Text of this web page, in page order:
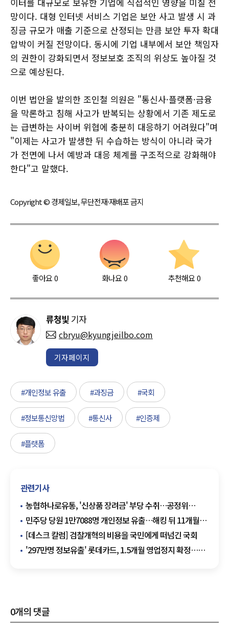
망이다. 대형 인터넷 서비스 기업은 보안 사고 발생 시 과
징금 규모가 매출 기준으로 산정되는 만큼 보안 투자 확대
압박이 커질 전망이다. 동시에 기업 내부에서 보안 책임자
의 권한이 강화되면서 정보보호 조직의 위상도 높아질 것
으로 예상된다.
이번 법안을 발의한 조인철 의원은 "통신사·플랫폼·금융
을 막론하고 침해 사고가 반복되는 상황에서 기존 제도로
는 급변하는 사이버 위협에 충분히 대응하기 어려웠다"며
"이제는 사고가 발생한 뒤 수습하는 방식이 아니라 국가
가 전면에 나서 예방과 대응 체계를 구조적으로 강화해야
한다"고 말했다.
Copyright © 경제일보, 무단전재·재배포 금지
좋아요0 화나요0 추천해요 0
류청빛 기자
cbryu@kyungjeilbo.com
기자페이지
#개인정보 유출 #과징금 #국회
#정보통신망법 #통신사 #인증제
#플랫폼
관련기사
농협하나로유통, '신상품 장려금' 부당 수취…공정위
과징금 4억6200만원
민주당 당원 1만7088명 개인정보 유출…해킹 뒤 11개월
지나 인지
[데스크 칼럼] 검찰개혁의 비용을 국민에게 떠넘긴 국회
'297만명 정보유출' 롯데카드, 1.5개월 영업정지 확정…
0개의 댓글